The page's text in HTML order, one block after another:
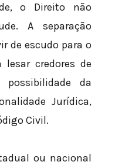
o Direito não
A separação
de escudo para o
credores de
da
Jurídica,
Civil.
ou nacional